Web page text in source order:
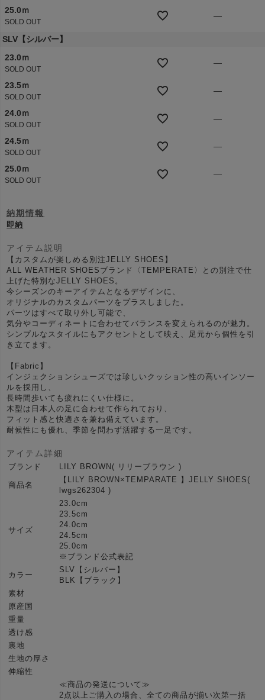
25.0ｍ
SOLD OUT
—
SLV【シルバー】
23.0ｍ
SOLD OUT
—
23.5ｍ
SOLD OUT
—
24.0ｍ
SOLD OUT
—
24.5ｍ
SOLD OUT
—
25.0ｍ
SOLD OUT
—
納期情報
即納
アイテム説明
【カスタムが楽しめる別注JELLY SHOES】
ALL WEATHER SHOESブランド〈TEMPERATE〉との別注で仕
上げた特別なJELLY SHOES。
今シーズンのキーアイテムとなるデザインに、
オリジナルのカスタムパーツをプラスしました。
パーツはすべて取り外し可能で、
気分やコーディネートに合わせてバランスを変えられるのが魅力。
シンプルなスタイルにもアクセントとして映え、足元から個性を引
き立てます。
【Fabric】
インジェクションシューズでは珍しいクッション性の高いインソー
ルを採用し、
長時間歩いても疲れにくい仕様に。
木型は日本人の足に合わせて作られており、
フィット感と快適さを兼ね備えています。
耐候性にも優れ、季節を問わず活躍する一足です。
アイテム詳細
ブランド LILY BROWN( リリーブラウン )
商品名
【LILY BROWN×TEMPARATE 】JELLY SHOES(
lwgs262304 )
サイズ
23.0cm
23.5cm
24.0cm
24.5cm
25.0cm
※ブランド公式表記
カラー
SLV【シルバー】
BLK【ブラック】
素材
原産国
重量
透け感
裏地
生地の厚さ
伸縮性
≪商品の発送について≫
2点以上ご購入の場合、全ての商品が揃い次第一括